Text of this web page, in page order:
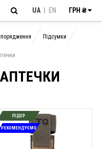
UA EN ГРН ₴
Підсумки
ЛІДЕР
РЕКОМЕНДУЄМО